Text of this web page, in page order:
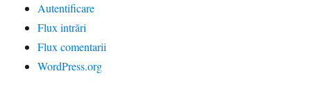
Autentificare
Flux intrări
Flux comentarii
WordPress.org